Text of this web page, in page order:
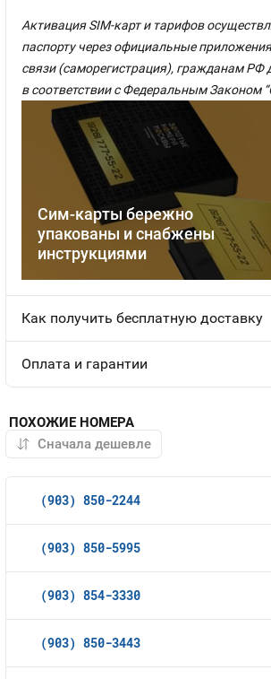
Сим-карты бережно
упакованы и снабжены
инструкциями
Активация SIM-карт и тарифов
паспорту через официальные
связи (саморегистрация), гражданам РФ
в соответствии с Федеральным Законом
Как получить бесплатную доставку
Оплата и гарантии
ПОХОЖИЕ НОМЕРА
(903) 850-2244
(903) 850-5995
(903) 854-3330
(903) 850-3443